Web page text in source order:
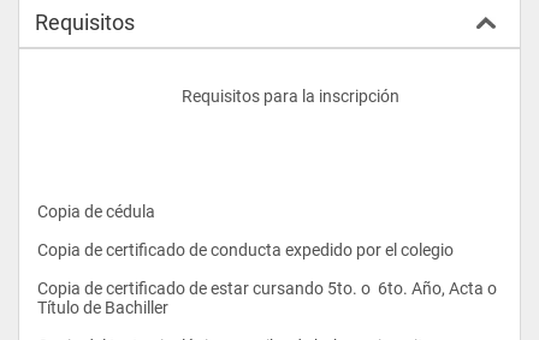
¿Qué busca la carrera?
técnico que exige el presente del comunicador.
- ¿Para qué me preparan en la carrera?
Requisitos
					Requisitos para la inscripción
Copia de cédula
Copia de certificado de conducta expedido por el colegio
Copia de certificado de estar cursando 5to. o  6to. Año, Acta o
Título de Bachiller